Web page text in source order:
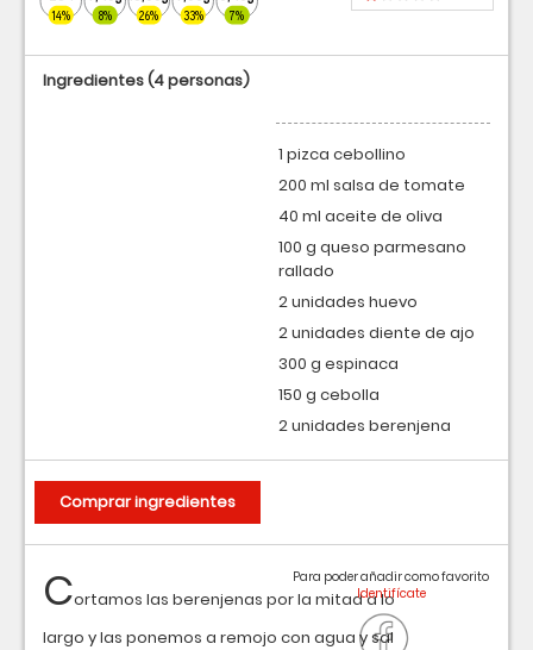
14% 8% 26% 33% 7%
Cortamos las berenjenas por la mitad a lo
largo y las ponemos a remojo con agua y sal
Para poder añadir como favorito
Ingredientes(4 personas)
1 pizca cebollino
200 ml salsa de tomate
40 ml aceite de oliva
100 g queso parmesano
rallado
2 unidades huevo
2 unidades diente de ajo
300 g espinaca
150 g cebolla
2 unidades berenjena
Comprar ingredientes